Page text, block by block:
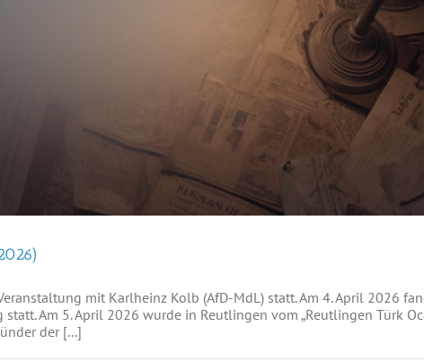
mit Karlheinz Kolb (AfD-MdL) statt. Am 4. April 2026
Am 5. April 2026 wurde in Reutlingen vom „Reutlingen Türk
der [...]